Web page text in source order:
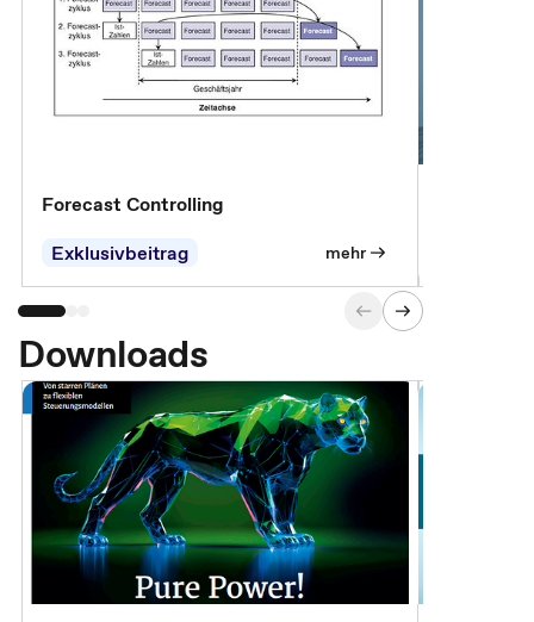
Forecast Controlling
Exklusivbeitrag
mehr
Downloads